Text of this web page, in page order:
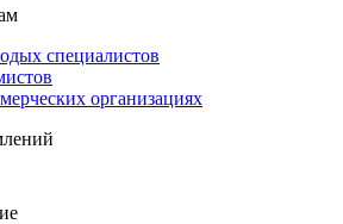
специалистов
организациях